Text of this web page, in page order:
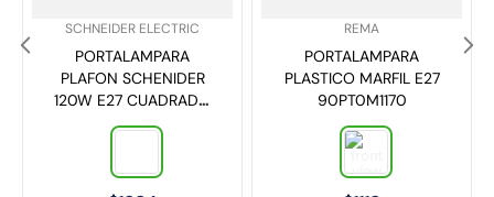
SCHNEIDER ELECTRIC
PORTALAMPARA
PLAFON SCHENIDER
120W E27 CUADRADO
LH DXN11119
REMA
PORTALAMPARA
PLASTICO MARFIL E27
90PT0M1170